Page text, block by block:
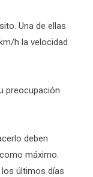
Una de ellas
h la velocidad
preocupación
deben
máximo.
últimos días